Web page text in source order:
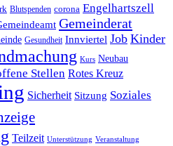
Blutspenden corona Engelhartszell
Gemeinderat
Gesundheit Innviertel Job Kinder
Kurs Neubau
Stellen Rotes Kreuz
Sicherheit Sitzung Soziales
Teilzeit Unterstützung Veranstaltung